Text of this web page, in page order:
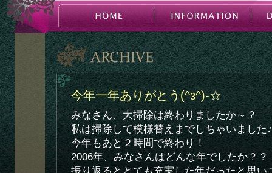
今年一年ありがとう(^з^)-☆
みなさん、大掃除は終わりましたか～？
私は掃除して模様替えまでしちゃいました♪
今年もあと２時間で終わり！
2006年、みなさんはどんな年でしたか？？